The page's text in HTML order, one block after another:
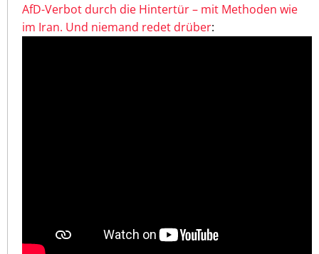
AfD-Verbot durch die Hintertür – mit Methoden wie
im Iran. Und niemand redet drüber: